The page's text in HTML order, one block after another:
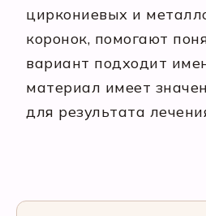
циркониевых и
коронок, помогают
вариант подходит
материал имеет
для результата